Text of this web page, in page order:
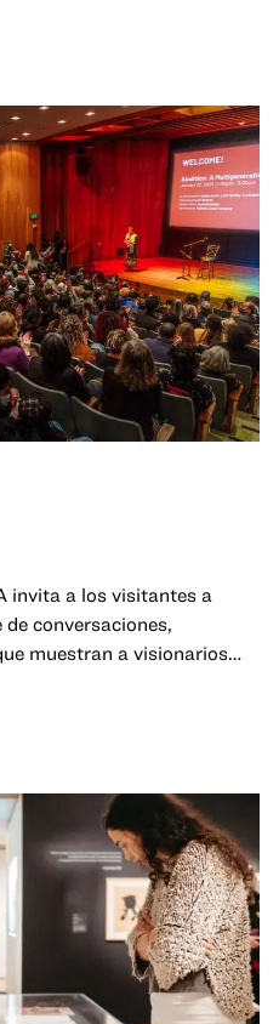
invita a los visitantes a
de conversaciones,
muestran a visionarios